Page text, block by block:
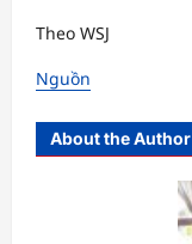
Theo WSJ
Nguồn
About the Author